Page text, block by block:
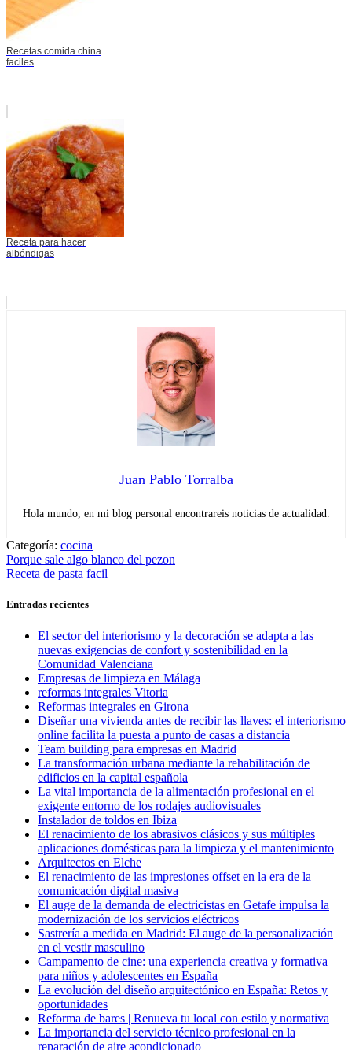
Recetas comida china
faciles
Receta para hacer
albóndigas
Juan Pablo Torralba
Hola mundo, en mi blog personal encontrareis noticias de actualidad.
Categoría: cocina
Navegación
de
entradas
Entrada
anterior:
Porque sale algo blanco del pezon
Entrada
Receta de pasta facil
Entradas recientes
El sector del interiorismo y la decoración se adapta a las
nuevas exigencias de confort y sostenibilidad en la
Comunidad Valenciana
Empresas de limpieza en Málaga
reformas integrales Vitoria
Reformas integrales en Girona
Diseñar una vivienda antes de recibir las llaves: el interiorismo
online facilita la puesta a punto de casas a distancia
Team building para empresas en Madrid
La transformación urbana mediante la rehabilitación de
edificios en la capital española
La vital importancia de la alimentación profesional en el
exigente entorno de los rodajes audiovisuales
Instalador de toldos en Ibiza
El renacimiento de los abrasivos clásicos y sus múltiples
aplicaciones domésticas para la limpieza y el mantenimiento
Arquitectos en Elche
El renacimiento de las impresiones offset en la era de la
comunicación digital masiva
El auge de la demanda de electricistas en Getafe impulsa la
modernización de los servicios eléctricos
Sastrería a medida en Madrid: El auge de la personalización
en el vestir masculino
Campamento de cine: una experiencia creativa y formativa
para niños y adolescentes en España
La evolución del diseño arquitectónico en España: Retos y
oportunidades
Reforma de bares | Renueva tu local con estilo y normativa
La importancia del servicio técnico profesional en la
reparación de aire acondicionado